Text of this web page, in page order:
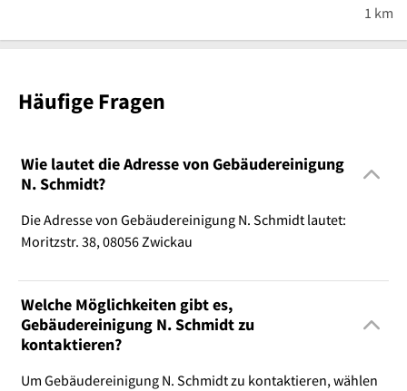
1 km
Häufige Fragen
Wie lautet die Adresse von Gebäudereinigung
N. Schmidt?
Die Adresse von Gebäudereinigung N. Schmidt lautet:
Moritzstr. 38, 08056 Zwickau
Welche Möglichkeiten gibt es,
Gebäudereinigung N. Schmidt zu
kontaktieren?
Um Gebäudereinigung N. Schmidt zu kontaktieren, wählen